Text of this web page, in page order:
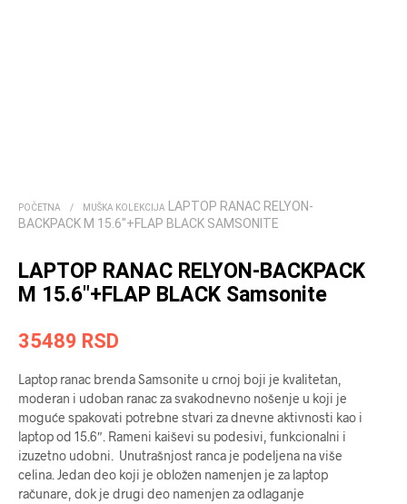
POČETNA / MUŠKA KOLEKCIJA LAPTOP RANAC RELYON-
BACKPACK M 15.6″+FLAP BLACK SAMSONITE
LAPTOP RANAC RELYON-BACKPACK
M 15.6″+FLAP BLACK Samsonite
35489 RSD
Laptop ranac brenda Samsonite u crnoj boji je kvalitetan,
moderan i udoban ranac za svakodnevno nošenje u koji je
moguće spakovati potrebne stvari za dnevne aktivnosti kao i
laptop od 15.6″. Rameni kaiševi su podesivi, funkcionalni i
izuzetno udobni. Unutrašnjost ranca je podeljena na više
celina. Jedan deo koji je obložen namenjen je za laptop
računare, dok je drugi deo namenjen za odlaganje